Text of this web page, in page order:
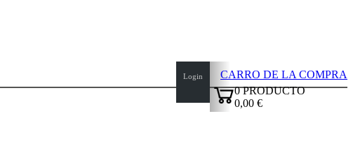
Login
CARRO DE LA COMPRA
0PRODUCTO
0,00 €